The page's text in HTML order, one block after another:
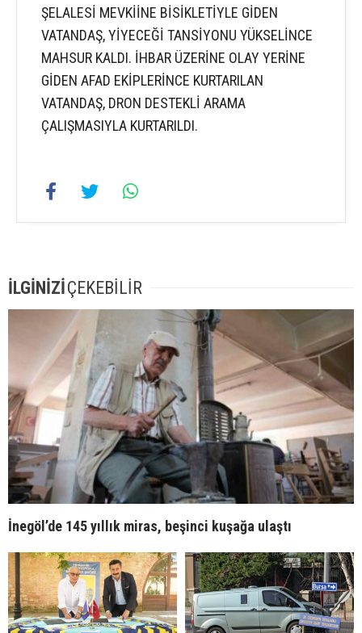
ŞELALESİ MEVKİİNE BİSİKLETİYLE GİDEN
VATANDAŞ, YİYECEĞİ TANSİYONU YÜKSELİNCE
MAHSUR KALDI. İHBAR ÜZERİNE OLAY YERİNE
GİDEN AFAD EKİPLERİNCE KURTARILAN
VATANDAŞ, DRON DESTEKLİ ARAMA
ÇALIŞMASIYLA KURTARILDI.
İLGİNİZİÇEKEBİLİR
İnegöl’de 145 yıllık miras, beşinci kuşağa ulaştı